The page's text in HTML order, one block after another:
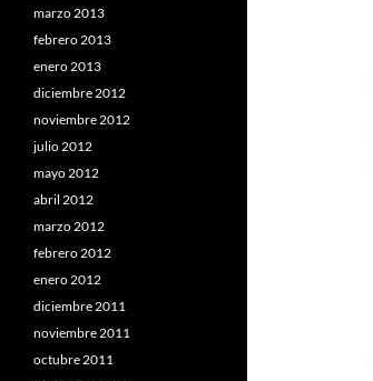
marzo 2013
febrero 2013
enero 2013
diciembre 2012
noviembre 2012
julio 2012
mayo 2012
abril 2012
marzo 2012
febrero 2012
enero 2012
diciembre 2011
noviembre 2011
octubre 2011